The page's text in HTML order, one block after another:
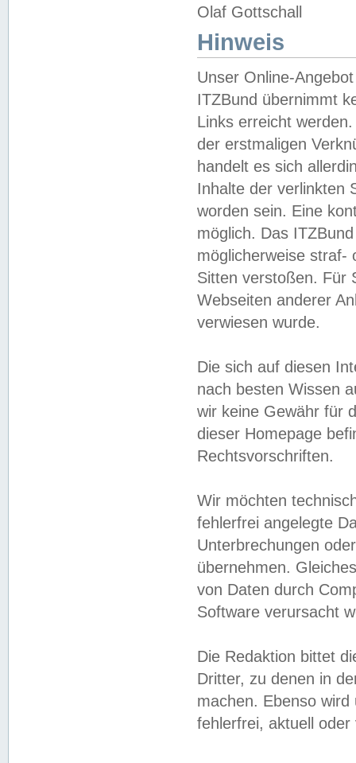
Olaf Gottschall
Hinweis
Unser Online-
ITZBund übernimmt
Links erreicht
der erstmaligen
handelt es sich
Inhalte der verlinkten
worden sein. Eine
möglich. Das
möglicherweise straf-
Sitten verstoßen. Für
Webseiten anderer
verwiesen wurde.
Die sich auf diesen
nach besten Wissen
wir keine Gewähr für
dieser Homepage
Rechtsvorschriften.
Wir möchten
fehlerfrei angelegte
Unterbrechungen
übernehmen.
von Daten durch
Software verursacht
Die Redaktion bittet
Dritter, zu denen in
machen. Ebenso
fehlerfrei, aktuell oder